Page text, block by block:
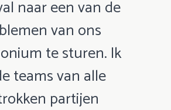
naar een van de
van ons
te sturen. Ik
teams van alle
partijen